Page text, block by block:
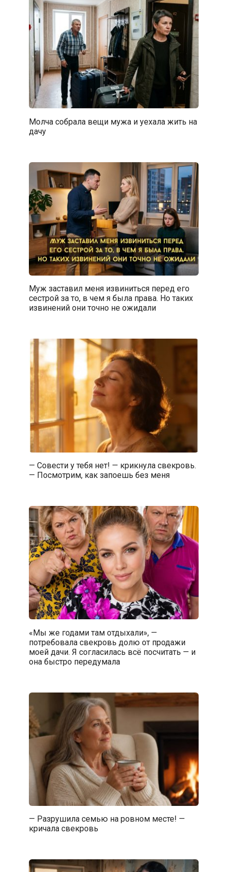
Молча собрала вещи мужа и уехала жить на
дачу
Муж заставил меня извиниться перед его
сестрой за то, в чем я была права. Но таких
извинений они точно не ожидали
— Совести у тебя нет! — крикнула свекровь.
— Посмотрим, как запоешь без меня
«Мы же годами там отдыхали», —
потребовала свекровь долю от продажи
моей дачи. Я согласилась всё посчитать — и
она быстро передумала
— Разрушила семью на ровном месте! —
кричала свекровь